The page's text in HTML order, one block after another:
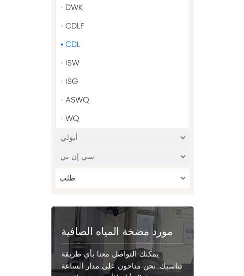
DWK
CDLF
CDL
ISW
ISG
ASWQ
WQ
أيولي
سي إن بي
طلب
مورد مضخة المياه الصافية
يمكنك التواصل معنا بأي طريقة
تناسبك. نحن متاحون على مدار الساعة